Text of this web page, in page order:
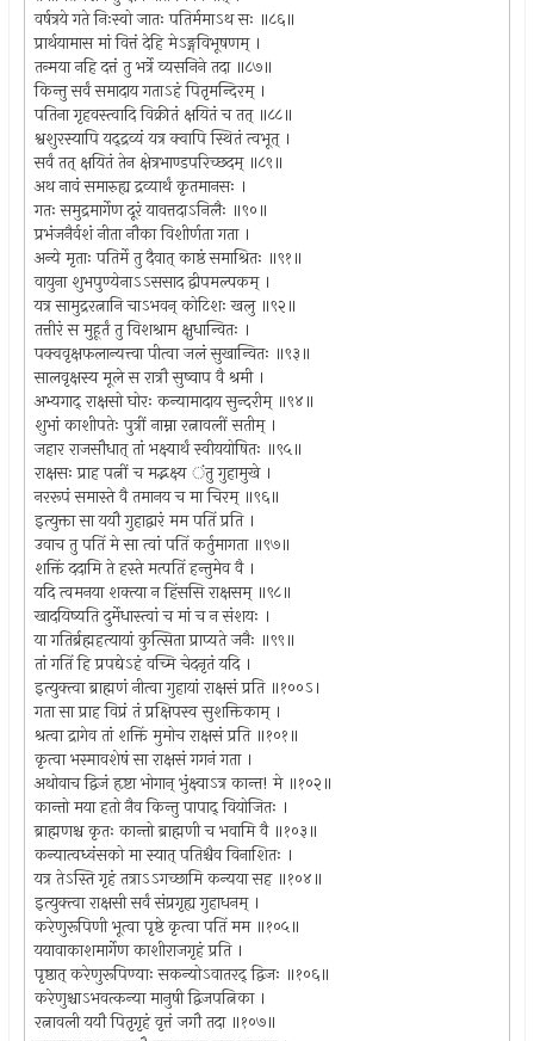
वर्षत्रये गते निःस्वो जातः पतिर्ममाऽथ सः ॥८६॥
प्रार्थयामास मां वित्तं देहि मेऽङ्गविभूषणम् ।
तन्मया नहि दत्तं तु भर्त्रे व्यसनिने तदा ॥८७॥
किन्तु सर्वं समादाय गताऽहं पितृमन्दिरम् ।
पतिना गृहवस्त्वादि विक्रीतं क्षयितं च तत् ॥८८॥
श्वशुरस्यापि यद्द्रव्यं यत्र क्वापि स्थितं त्वभूत् ।
सर्वं तत् क्षयितं तेन क्षेत्रभाण्डपरिच्छदम् ॥८९॥
अथ नावं समारुह्य द्रव्यार्थं कृतमानसः ।
गतः समुद्रमार्गेण दूरं यावत्तदाऽनिलैः ॥९०॥
प्रभंजनैर्वशं नीता नौका विशीर्णता गता ।
अन्ये मृताः पतिर्मे तु दैवात् काष्ठं समाश्रितः ॥९१॥
वायुना शुभपुण्येनाऽऽससाद द्वीपमल्पकम् ।
यत्र सामुद्ररत्नानि चाऽभवन् कोटिशः खलु ॥९२॥
तत्तीरं स मुहूर्तं तु विशश्राम क्षुधान्वितः ।
पक्ववृक्षफलान्यत्त्वा पीत्वा जलं सुखान्वितः ॥९३॥
सालवृक्षस्य मूले स रात्रौ सुष्वाप वै श्रमी ।
अभ्यगाद् राक्षसो घोरः कन्यामादाय सुन्दरीम् ॥९४॥
शुभां काशीपतेः पुत्रीं नाम्ना रत्नावलीं सतीम् ।
जहार राजसौधात् तां भक्ष्यार्थं स्वीययोषितः ॥९५॥
राक्षसः प्राह पत्नीं च मद्भक्ष्य ंतु गुहामुखे ।
नररूपं समास्ते वै तमानय च मा चिरम् ॥९६॥
इत्युक्ता सा ययौ गुहाद्वारं मम पतिं प्रति ।
उवाच तु पतिं मे सा त्वां पतिं कर्तुमागता ॥९७॥
शक्तिं ददामि ते हस्ते मत्पतिं हन्तुमेव वै ।
यदि त्वमनया शक्त्या न हिंससि राक्षसम् ॥९८॥
खादयिष्यति दुर्मेधास्त्वां च मां च न संशयः ।
या गतिर्ब्रह्महत्यायां कुत्सिता प्राप्यते जनैः ॥९९॥
तां गतिं हि प्रपद्येऽहं वच्मि चेदनृतं यदि ।
इत्युक्त्वा ब्राह्मणं नीत्वा गुहायां राक्षसं प्रति ॥१००ऽ।
गता सा प्राह विप्रं तं प्रक्षिपस्व सुशक्तिकाम् ।
श्रत्वा द्रागेव तां शक्तिं मुमोच राक्षसं प्रति ॥१०१॥
कृत्वा भस्मावशेषं सा राक्षसं गगनं गता ।
अथोवाच द्विजं हृष्टा भोगान् भुंक्ष्वाऽत्र कान्त! मे ॥१०२॥
कान्तो मया हतो नैव किन्तु पापाद् वियोजितः ।
ब्राह्मणश्च कृतः कान्तो ब्राह्मणी च भवामि वै ॥१०३॥
कन्यात्वध्वंसको मा स्यात् पतिश्चैव विनाशितः ।
यत्र तेऽस्ति गृहं तत्राऽऽगच्छामि कन्यया सह ॥१०४॥
इत्युक्त्वा राक्षसी सर्वं संप्रगृह्य गुहाधनम् ।
करेणुरूपिणी भूत्वा पृष्ठे कृत्वा पतिं मम ॥१०५॥
ययावाकाशमार्गेण काशीराजगृहं प्रति ।
पृष्ठात् करेणुरूपिण्याः सकन्योऽवातरद् द्विजः ॥१०६॥
करेणुश्चाऽभवत्कन्या मानुषी द्विजपत्निका ।
रत्नावली ययौ पितृगृहं वृत्तं जगौ तदा ॥१०७॥